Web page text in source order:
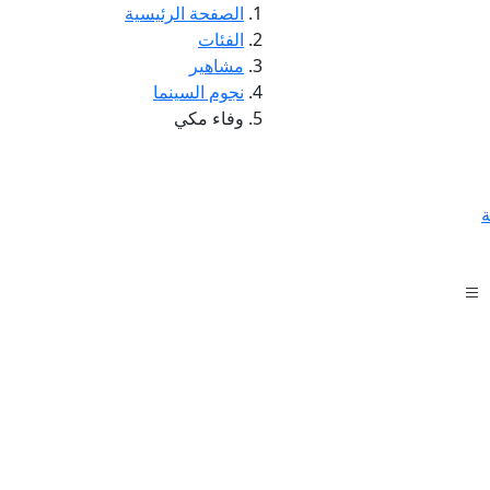
الصفحة الرئيسية
الفئات
مشاهير
نجوم السينما
وفاء مكي